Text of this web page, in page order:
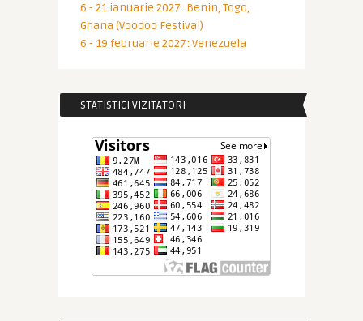
6 - 21 ianuarie 2027: Benin, Togo,
Ghana (Voodoo Festival)
6 - 19 februarie 2027: Venezuela
STATISTICI VIZITATORI